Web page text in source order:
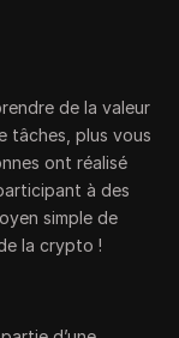
de la valeur
tâches, plus vous
ont réalisé
à des
simple de
la crypto !